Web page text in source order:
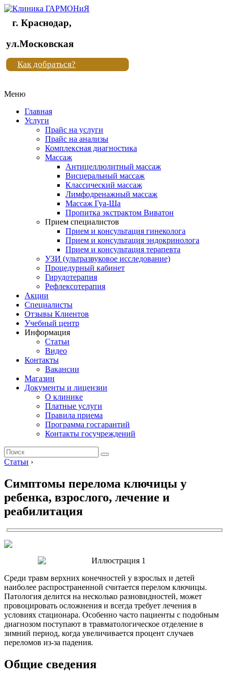
Клиника
"Новая
жизнь"
Клиника
жизнь"
г. Краснодар,
ул.Московская
Как добраться?
Меню
Главная
Услуги
Прайс на услуги
Прайс на анализы
Комплексная диагностика
Массаж
Антицеллюлитный массаж
Висцеральный массаж
Классический массаж
Лимфодренажный массаж
Массаж Гуа-Ша
Пропитка экстрактом Виватон
Прием специалистов
Прием и консультация гинеколога
Прием и консультация эндокринолога
Прием и консультация терапевта
УЗИ (ультразвуковое исследование)
Процедурный кабинет
Гирудотерапия
Рефлексотерапия
Акции
Специалисты
Отзывы Клиентов
Учебный центр
Информация
Статьи
Видео
Контакты
Вакансии
Магазин
Документы и лицензии
О клинике
Платные услуги
Правила приема
Программа госгарантий
Контакты госучреждений
Статьи ›
Симптомы перелома ключицы у
ребенка, взрослого, лечение и
реабилитация
Среди травм верхних конечностей у взрослых и детей
наиболее распространенной считается перелом ключицы.
Патология делится на несколько разновидностей, может
провоцировать осложнения и всегда требует лечения в
условиях стационара. Особенно часто пациенты с подобным
диагнозом поступают в травматологическое отделение в
зимний период, когда увеличивается процент случаев
переломов из-за падения.
Общие сведения